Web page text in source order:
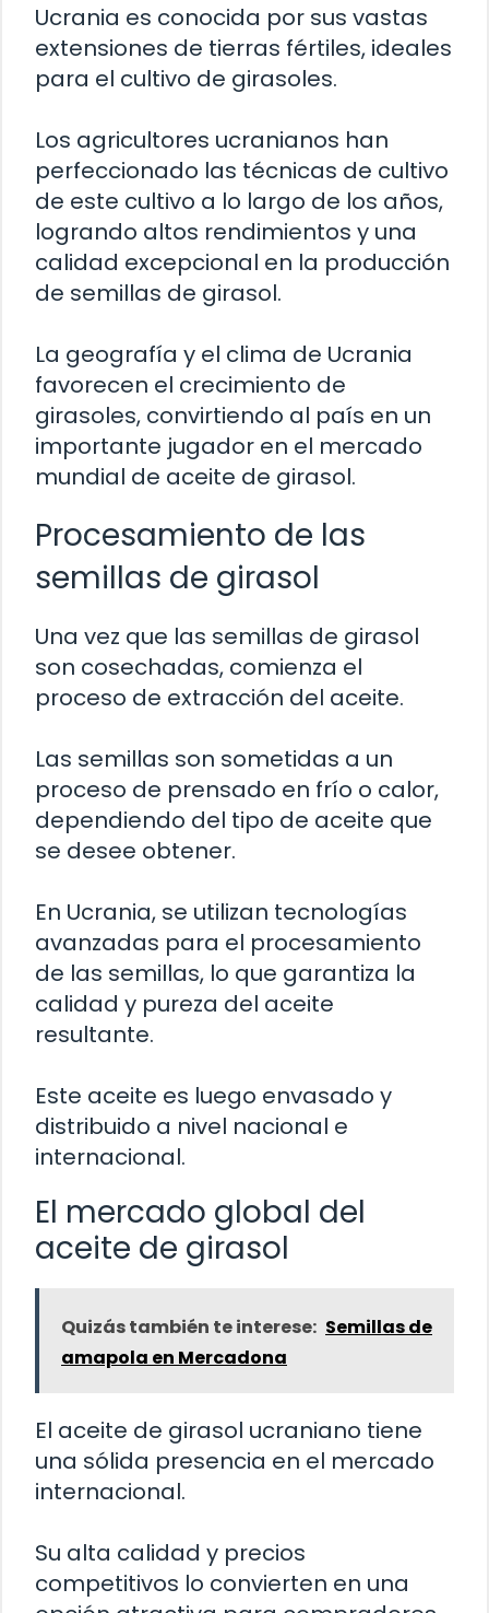
Ucrania es conocida por sus vastas
extensiones de tierras fértiles, ideales
para el cultivo de girasoles.
Los agricultores ucranianos han
perfeccionado las técnicas de cultivo
de este cultivo a lo largo de los años,
logrando altos rendimientos y una
calidad excepcional en la producción
de semillas de girasol.
La geografía y el clima de Ucrania
favorecen el crecimiento de
girasoles, convirtiendo al país en un
importante jugador en el mercado
mundial de aceite de girasol.
Procesamiento de las
semillas de girasol
Una vez que las semillas de girasol
son cosechadas, comienza el
proceso de extracción del aceite.
Las semillas son sometidas a un
proceso de prensado en frío o calor,
dependiendo del tipo de aceite que
se desee obtener.
En Ucrania, se utilizan tecnologías
avanzadas para el procesamiento
de las semillas, lo que garantiza la
calidad y pureza del aceite
resultante.
Este aceite es luego envasado y
distribuido a nivel nacional e
internacional.
El mercado global del
aceite de girasol
Quizás también te interese: Semillas de
amapola en Mercadona
El aceite de girasol ucraniano tiene
una sólida presencia en el mercado
internacional.
Su alta calidad y precios
competitivos lo convierten en una